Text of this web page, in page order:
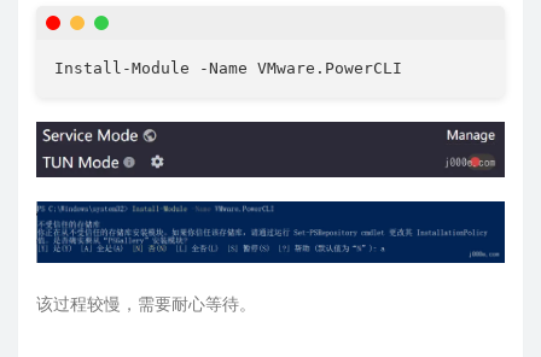
Install-Module -Name VMware.PowerCLI
该过程较慢，需要耐心等待。